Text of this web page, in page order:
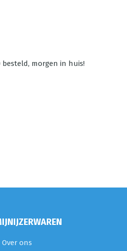
besteld, morgen in huis!
Over ons